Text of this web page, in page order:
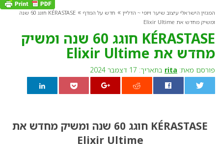
המגזין הישראלי עיצוב שיער ויופי ~ הדליין » חדש על המדף »
KÉRASTASE חוגג 60 שנה
ומשיק מחדש את Elixir Ultime
KÉRASTASE חוגג 60 שנה ומשיק
מחדש את Elixir Ultime
פורסם מאת: rita בתאריך: 17 דצמבר 2024
KÉRASTASE חוגג 60 שנה ומשיק מחדש את
Elixir Ultime